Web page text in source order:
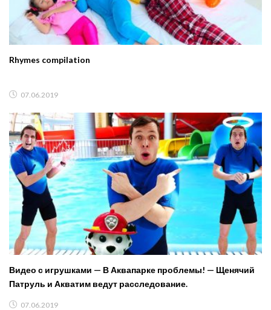
Rhymes compilation
07.06.2019
Видео с игрушками — В Аквапарке проблемы! — Щенячий
Патруль и Акватим ведут расследование.
07.06.2019